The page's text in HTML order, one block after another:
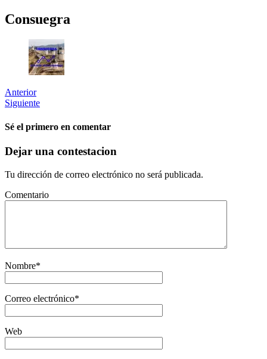
Consuegra
Anterior
Siguiente
Sé el primero en comentar
Dejar una contestacion
Tu dirección de correo electrónico no será publicada.
Comentario
Nombre*
Correo electrónico*
Web